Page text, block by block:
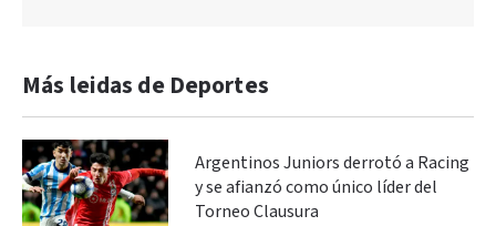
Más leidas de Deportes
Argentinos Juniors derrotó a Racing
y se afianzó como único líder del
Torneo Clausura